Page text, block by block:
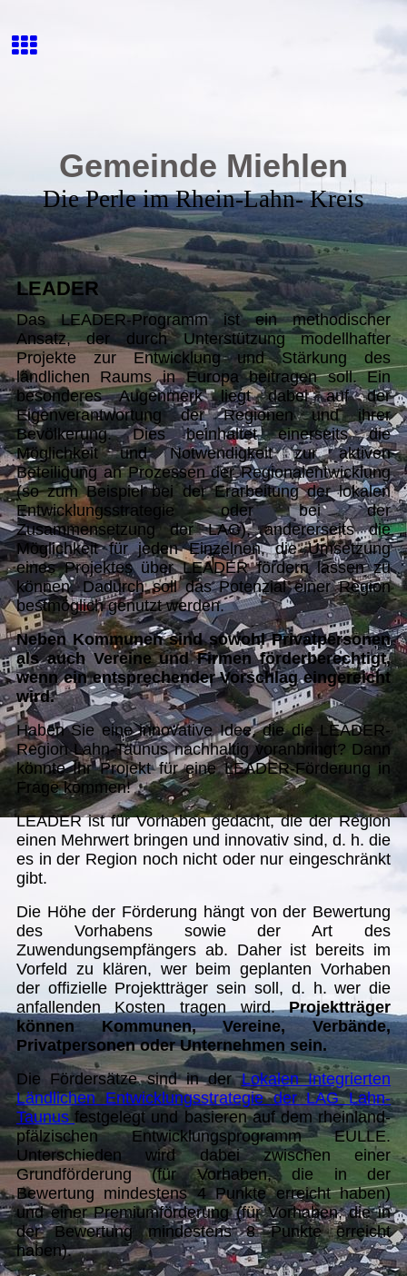
Gemeinde Miehlen
Die Perle im Rhein-Lahn- Kreis
LEADER
Das LEADER-Programm ist ein methodischer
Ansatz, der durch Unterstützung modellhafter
Projekte zur Entwicklung und Stärkung des
ländlichen Raums in Europa beitragen soll. Ein
besonderes Augenmerk liegt dabei auf der
Eigenverantwortung der Regionen und ihrer
Bevölkerung. Dies beinhaltet einerseits die
Möglichkeit und Notwendigkeit zur aktiven
Beteiligung an Prozessen der Regionalentwicklung
(so zum Beispiel bei der Erarbeitung der lokalen
Entwicklungsstrategie oder bei der
Zusammensetzung der LAG), andererseits die
Möglichkeit für jeden Einzelnen, die Umsetzung
eines Projektes über LEADER fördern lassen zu
können. Dadurch soll das Potenzial einer Region
bestmöglich genutzt werden.
Neben Kommunen sind sowohl Privatpersonen
als auch Vereine und Firmen förderberechtigt,
wenn ein entsprechender Vorschlag eingereicht
wird.
Haben Sie eine innovative Idee, die die LEADER-
Region Lahn-Taunus nachhaltig voranbringt? Dann
könnte Ihr Projekt für eine LEADER-Förderung in
Frage kommen!
LEADER ist für Vorhaben gedacht, die der Region
einen Mehrwert bringen und innovativ sind, d. h. die
es in der Region noch nicht oder nur eingeschränkt
gibt.
Die Höhe der Förderung hängt von der Bewertung
des Vorhabens sowie der Art des
Zuwendungsempfängers ab. Daher ist bereits im
Vorfeld zu klären, wer beim geplanten Vorhaben
der offizielle Projektträger sein soll, d. h. wer die
anfallenden Kosten tragen wird.Projektträger
können Kommunen, Vereine, Verbände,
Privatpersonen oder Unternehmen sein.
Die Fördersätze sind in derLokalen Integrierten
Ländlichen Entwicklungsstrategie der LAG Lahn-
Taunusfestgelegt und basieren auf dem rheinland-
pfälzischen Entwicklungsprogramm EULLE.
Unterschieden wird dabei zwischen einer
Grundförderung (für Vorhaben, die in der
Bewertung mindestens 4 Punkte erreicht haben)
und einer Premiumförderung (für Vorhaben, die in
der Bewertung mindestens 8 Punkte erreicht
haben).